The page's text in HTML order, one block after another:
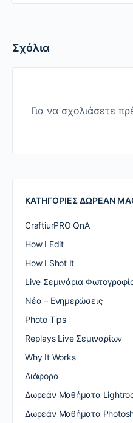
Σχόλια
Για να σχολιάσετε
ΚΑΤΗΓΟΡΙΕΣ ΔΩΡΕΑΝ
CraftiurPRO QnA
How I Edit
How I Shot It
Live Σεμινάρια
Nέα – Ενημερώσεις
Photo Tips
Replays Live Σεμιναρίων
Why It Works
Διάφορα
Δωρεάν Μαθήματα
Δωρεάν Μαθήματα